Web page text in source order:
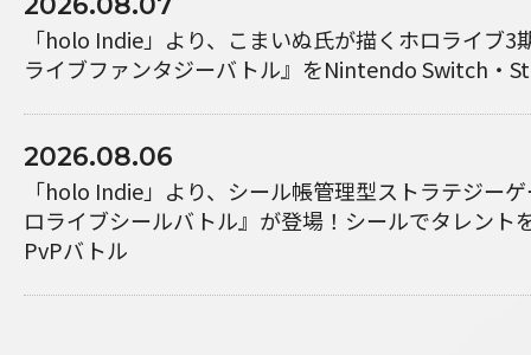
「holo Indie」より、こまいぬ氏が描くホロライブ3
ライブファンタジーバトル』をNintendo Switch・
2026.08.06
「holo Indie」より、シール帳管理型ストラテジー
ロライブシールバトル』が登場！シールでタレント
PvPバトル